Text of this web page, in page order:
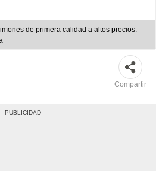
de primera calidad a altos precios.
Compartir